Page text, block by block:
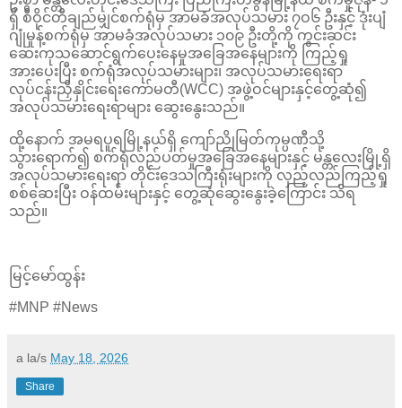
ရှိ စီဝိုင်တီချည်မျှင်စက်ရုံမှ အာမခံအလုပ်သမား ၇ဝ၆ ဦးနှင့် ဒုံးပျံ
ဂျုံမှုန့်စက်ရုံမှ အာမခံအလုပ်သမား ၁၀၉ ဦးတို့ကို ကွင်းဆင်း
ဆေးကုသဆောင်ရွက်ပေးနေမှုအခြေအနေများကို ကြည့်ရှု
အားပေးပြီး စက်ရုံအလုပ်သမားများ၊ အလုပ်သမားရေးရာ
လုပ်ငန်းညှိနှိုင်းရေးကော်မတီ(WCC) အဖွဲ့ဝင်များနှင့်တွေ့ဆုံ၍
အလုပ်သမားရေးရာများ ဆွေးနွေးသည်။
ထို့နောက် အမရပူရမြို့နယ်ရှိ ကျော်ညိုမြတ်ကုမ္ပဏီသို့
သွားရောက်၍ စက်ရုံလည်ပတ်မှုအခြေအနေများနှင့် မန္တလေးမြို့ရှိ
အလုပ်သမားရေးရာ တိုင်းဒေသကြီးရုံးများကို လှည့်လည်ကြည့်ရှု
စစ်ဆေးပြီး ဝန်ထမ်းများနှင့် တွေ့ဆုံဆွေးနွေးခဲ့ကြောင်း သိရ
သည်။
မြင့်မော်ထွန်း
#MNP #News
a la/s May 18, 2026
Share